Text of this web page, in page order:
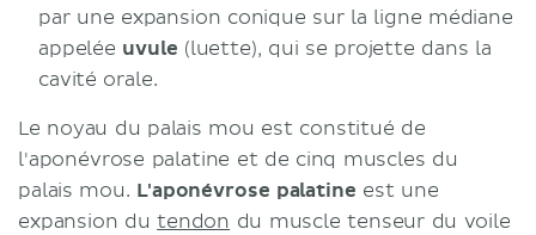
par une expansion conique sur la ligne médiane
appelée uvule (luette), qui se projette dans la
cavité orale.
Le noyau du palais mou est constitué de
l'aponévrose palatine et de cinq muscles du
palais mou. L'aponévrose palatine est une
expansion dutendon du muscle tenseur du voile